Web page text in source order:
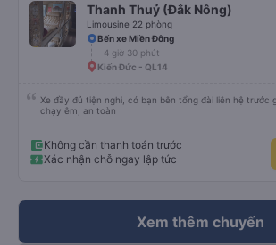
Thanh Thuỷ (Đắk Nông)
Limousine 22 phòng
Bến xe Miền Đông
4 giờ 30 phút
Kiến Đức - QL14
Xe đầy đủ tiện nghi, có bạn bên tổng đài liên hệ trước
chạy êm, an toàn
Không cần thanh toán trước
Xác nhận chỗ ngay lập tức
Xem thêm chuyến